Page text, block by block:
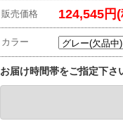
販売価格 124,545円
カラー
お届け時間帯をご指定下さ